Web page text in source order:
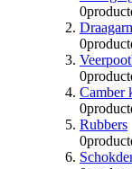
0
0
0
Camber
0
Rubbers
0